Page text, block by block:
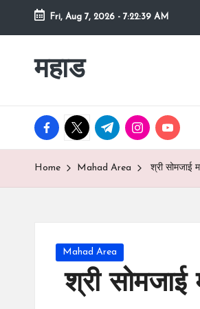
Skip
content
Fri, Aug 7, 2026 - 7:22:40 AM
महाड
कोकणातील
Raigad
रायगड
facebook.com
twitter.com
t.me instagram.com
Home Mahad Area श्री सोमजाई
Posted
Mahad Area
श्री सोमजाई